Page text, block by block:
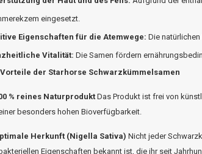
eingesetzt.
Eigenschaften für die Atemwege: Die
Vitalität: Die Samen fördern
der Starhorse Schwarzkümmelsamen
% reines Naturprodukt Das Produkt ist frei von
besonders hohen Bioverfügbarkeit.
Herkunft (Nigella Sativa) Nicht jeder
Eigenschaften bekannt ist, die ihr seit